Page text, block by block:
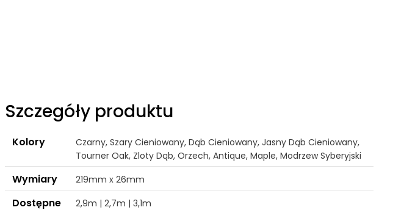
Szczegóły produktu
Kolory
Czarny, Szary Cieniowany, Dąb Cieniowany, Jasny Dąb Cieniowany,
Tourner Oak, Zloty Dąb, Orzech, Antique, Maple, Modrzew Syberyjski
Wymiary 219mm x 26mm
Dostępne
2,9m | 2,7m | 3,1m